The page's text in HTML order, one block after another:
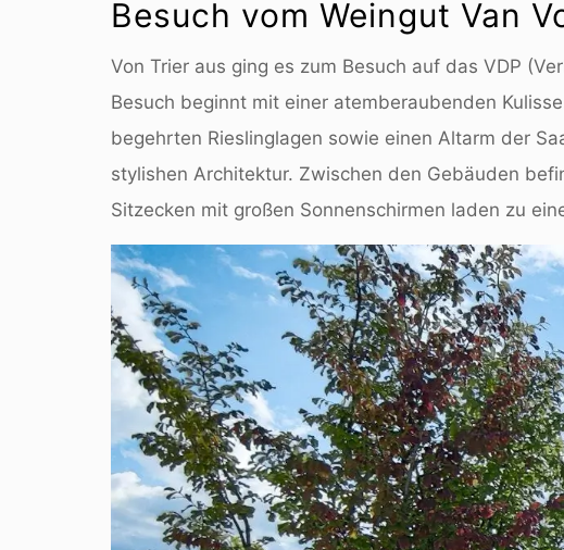
Besuch vom Weingut Van
Von Trier aus ging es zum Besuch auf das VDP
Besuch beginnt mit einer atemberaubenden
begehrten Rieslinglagen sowie einen Altarm der
stylishen Architektur. Zwischen den Gebäuden
Sitzecken mit großen Sonnenschirmen laden zu